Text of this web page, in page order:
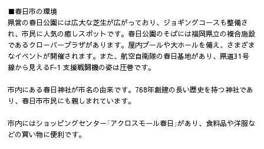
■春日市の環境
県営の春日公園には広大な芝生が広がっており、ジョギングコースも整備さ
れ、市民に人気の癒しスポットです。春日公園のそばには福岡県立の複合施設
であるクローバープラザがあります。屋内プールや大ホールを備え、さまざま
なイベントが開催されます。また、航空自衛隊の春日基地があり、県道31号
線から見えるF-1 支援戦闘機の姿は圧巻です。
市内にある春日神社が市名の由来です。768年創建の長い歴史を持つ神社であ
り、春日市市民にも親しまれています。
市内にはショッピングセンター「アクロスモール春日」があり、食料品や洋服な
どの買い物に便利です。